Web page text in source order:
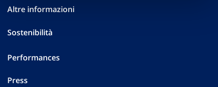
Altre informazioni
Sostenibilità
Performances
Press